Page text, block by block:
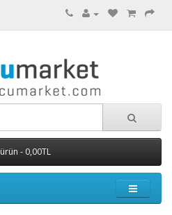
- 0,00TL